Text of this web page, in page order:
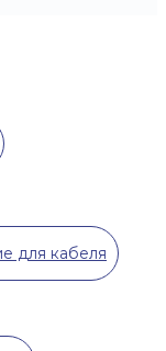
для кабеля